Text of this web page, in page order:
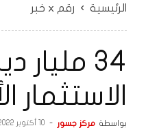
الرئيسية رقم x خبر
34
الاستثمار
بواسطة مركز جسور - 10 أكتوبر 2022